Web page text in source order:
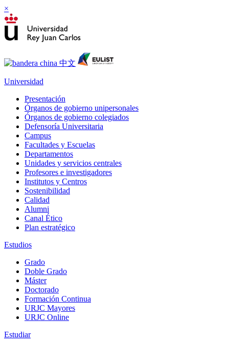
×
Universidad
Presentación
Órganos de gobierno unipersonales
Órganos de gobierno colegiados
Defensoría Universitaria
Campus
Facultades y Escuelas
Departamentos
Unidades y servicios centrales
Profesores e investigadores
Institutos y Centros
Sostenibilidad
Calidad
Alumni
Canal Ético
Plan estratégico
Estudios
Grado
Doble Grado
Máster
Doctorado
Formación Continua
URJC Mayores
URJC Online
Estudiar